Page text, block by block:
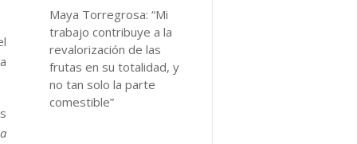
Maya Torregrosa: “Mi
trabajo contribuye a la
revalorización de las
frutas en su totalidad, y
no tan solo la parte
comestible”